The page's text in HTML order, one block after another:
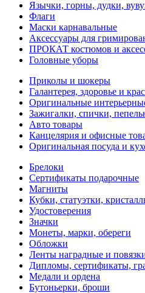
Язычки, горны, дудки,
Флаги
Маски карнавальные
Аксессуары для
ПРОКАТ костюмов и
Головные уборы
Приколы и шокеры
Галантерея, здоровье и
Оригинальные
Зажигалки, спички,
Авто товары
Канцелярия и офисные
Оригинальная посуда и
Брелоки
Сертификаты подарочные
Магниты
Кубки, статуэтки,
Удостоверения
Значки
Монеты, марки, обереги
Обложки
Ленты наградные и
Дипломы, сертификаты,
Медали и ордена
Бутоньерки, броши